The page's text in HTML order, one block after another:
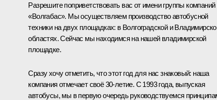
Разрешите поприветствовать вас от имени группы компаний
«Волгабас». Мы осуществляем производство автобусной
техники на двух площадках: в Волгоградской и
областях. Сейчас мы находимся на нашей владимирской
площадке.
Сразу хочу отметить, что этот год для нас знаковый: наша
компания отмечает своё 30-летие. С 1993 года, выпуская
автобусы, мы в первую очередь руководствуемся